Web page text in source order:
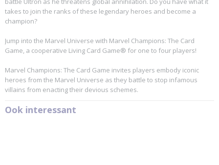
takes to join the ranks of these legendary heroes and become a
champion?
Jump into the Marvel Universe with Marvel Champions: The Card
Game, a cooperative Living Card Game® for one to four players!
Marvel Champions: The Card Game invites players embody iconic
heroes from the Marvel Universe as they battle to stop infamous
villains from enacting their devious schemes.
Ook interessant